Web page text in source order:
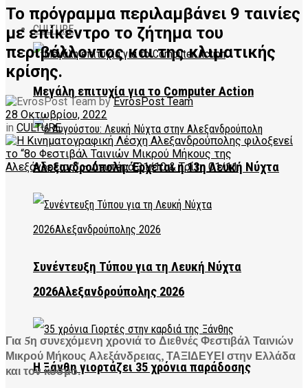
CULTURE
Μεγάλη επιτυχία για το Computer Action
Αλεξανδρούπολη: Έρχεται η 13η Λευκή Νύχτα
Συνέντευξη Τύπου για τη Λευκή Νύχτα
2026Αλεξανδρούπολης 2026
Η Ξάνθη γιορτάζει 35 χρόνια παράδοσης
Το πρόγραμμα περιλαμβάνει 9 ταινίες
με επίκεντρο το ζήτημα του
περιβάλλοντος και της κλιματικής
κρίσης.
by EvrosPost Team
28 Οκτωβρίου, 2022
in CULTURE
Για 5η συνεχόμενη χρονιά το Διεθνές Φεστιβάλ Ταινιών
Μικρού Μήκους Αλεξάνδρειας, ΤΑΞΙΔΕΥΕΙ στην Ελλάδα
και τον κόσμο.